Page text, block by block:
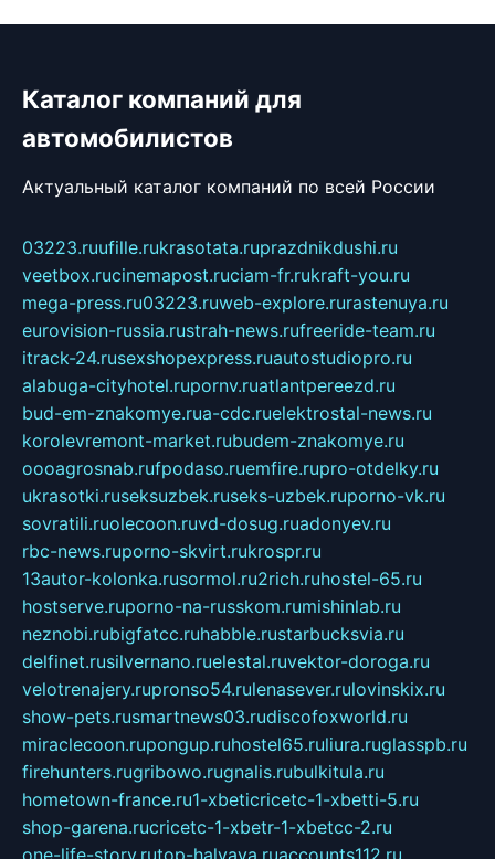
Каталог компаний для
автомобилистов
Актуальный каталог компаний по всей России
03223.ruufille.rukrasotata.ruprazdnikdushi.ru
veetbox.rucinemapost.ruciam-fr.rukraft-you.ru
mega-press.ru03223.ruweb-explore.rurastenuya.ru
eurovision-russia.rustrah-news.rufreeride-team.ru
itrack-24.rusexshopexpress.ruautostudiopro.ru
alabuga-cityhotel.rupornv.ruatlantpereezd.ru
bud-em-znakomye.rua-cdc.ruelektrostal-news.ru
korolevremont-market.rubudem-znakomye.ru
oooagrosnab.rufpodaso.ruemfire.rupro-otdelky.ru
ukrasotki.ruseksuzbek.ruseks-uzbek.ruporno-vk.ru
sovratili.ruolecoon.ruvd-dosug.ruadonyev.ru
rbc-news.ruporno-skvirt.rukrospr.ru
13autor-kolonka.rusormol.ru2rich.ruhostel-65.ru
hostserve.ruporno-na-russkom.rumishinlab.ru
neznobi.rubigfatcc.ruhabble.rustarbucksvia.ru
delfinet.rusilvernano.ruelestal.ruvektor-doroga.ru
velotrenajery.rupronso54.rulenasever.rulovinskix.ru
show-pets.rusmartnews03.rudiscofoxworld.ru
miraclecoon.rupongup.ruhostel65.ruliura.ruglasspb.ru
firehunters.rugribowo.rugnalis.rubulkitula.ru
hometown-france.ru1-xbeticricetc-1-xbetti-5.ru
shop-garena.rucricetc-1-xbetr-1-xbetcc-2.ru
one-life-story.rutop-halyava.ruaccounts112.ru